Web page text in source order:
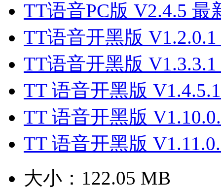
TT语音PC版 V2.4.5 最
TT语音开黑版
TT语音开黑版
TT 语音开黑版
TT 语音开黑版
TT 语音开黑版
大小： 122.05 MB